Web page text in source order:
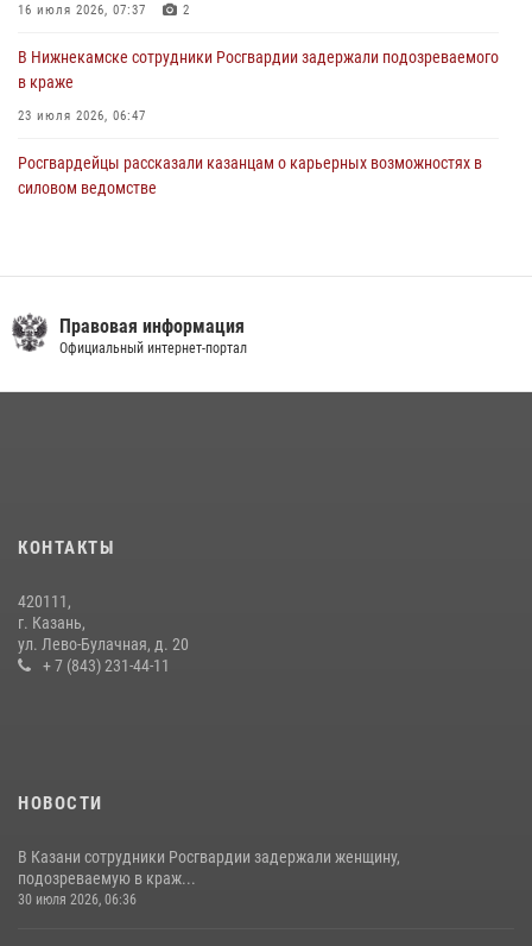
16 июля 2026, 07:37 2
В Нижнекамске сотрудники Росгвардии задержали подозреваемого
в краже
23 июля 2026, 06:47
Росгвардейцы рассказали казанцам о карьерных возможностях в
силовом ведомстве
22 июля 2026, 07:41 6
10 июля 2026, 12:50
праздничное богослужение
28 июля 2026, 09:38 4
Правовая информация
Официальный интернет-портал
КОНТАКТЫ
420111,
г. Казань,
ул. Лево-Булачная, д. 20
+ 7 (843) 231-44-11
НОВОСТИ
В Казани сотрудники Росгвардии задержали женщину,
подозреваемую в краж...
30 июля 2026, 06:36